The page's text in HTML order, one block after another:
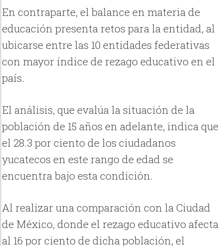
En contraparte, el balance en materia de
educación presenta retos para la entidad, al
ubicarse entre las 10 entidades federativas
con mayor índice de rezago educativo en el
país.
El análisis, que evalúa la situación de la
población de 15 años en adelante, indica que
el 28.3 por ciento de los ciudadanos
yucatecos en este rango de edad se
encuentra bajo esta condición.
Al realizar una comparación con la Ciudad
de México, donde el rezago educativo afecta
al 16 por ciento de dicha población, el